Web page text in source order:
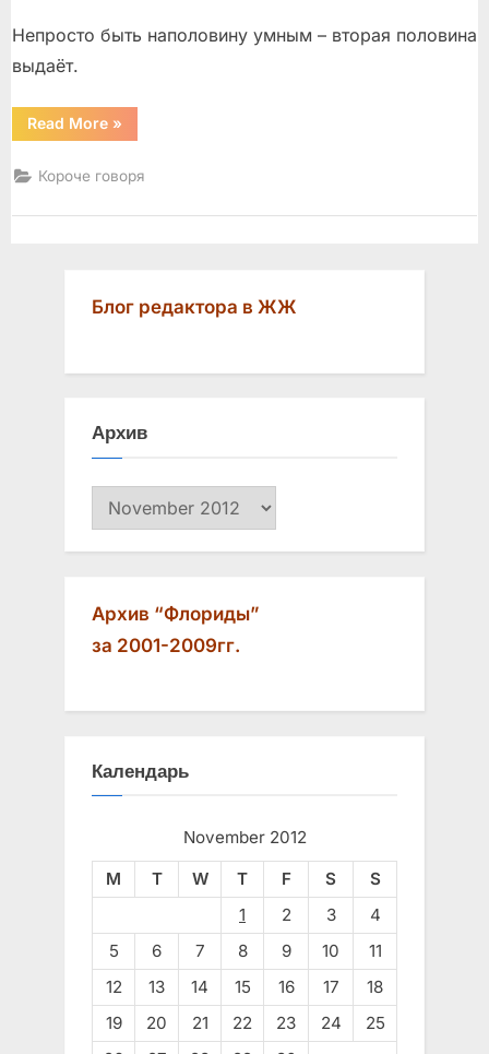
Непросто быть наполовину умным – вторая половина
выдаёт.
Read More“Авторские
фразы
»
Короче говоря
Блог редактора в ЖЖ
Архив
Архив
Архив “Флориды”
за 2001-2009гг.
Календарь
November 2012
M
T W T F S
S
1
2 3
4
5
6 7 8 9 10
11
12
13 14 15 16 17
18
19
20 21 22 23 24
25